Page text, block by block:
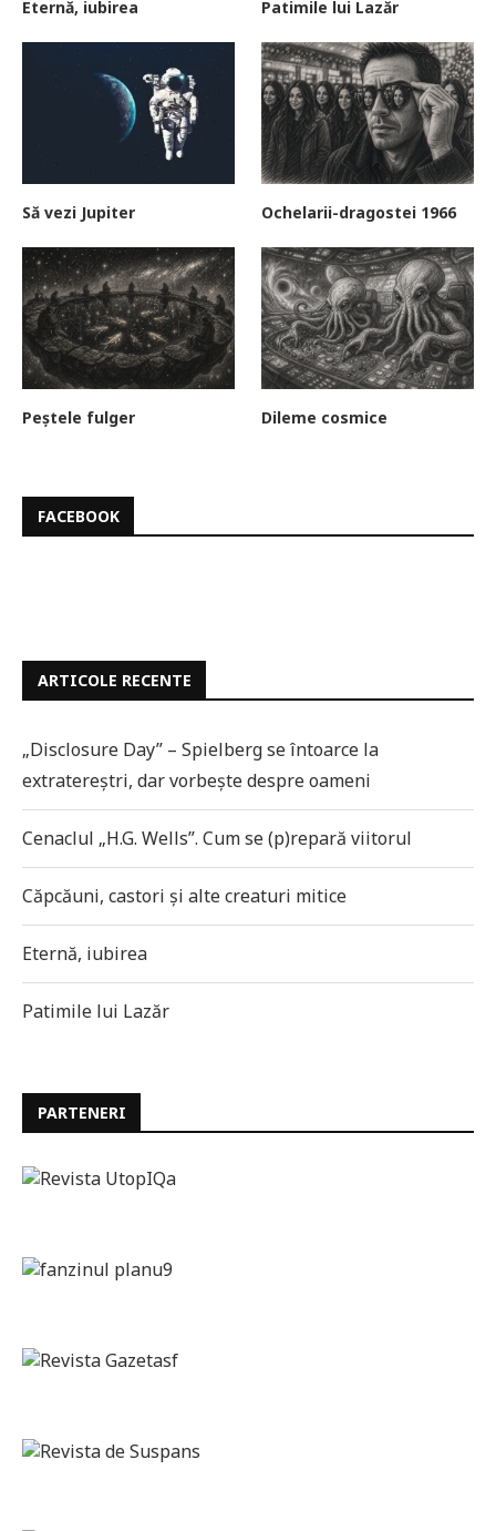
Eternă, iubirea Patimile lui Lazăr
Să vezi Jupiter Ochelarii-dragostei 1966
Peștele fulger Dileme cosmice
FACEBOOK
ARTICOLE RECENTE
„Disclosure Day” – Spielberg se întoarce la
extratereștri, dar vorbește despre oameni
Cenaclul „H.G. Wells”. Cum se (p)repară viitorul
Căpcăuni, castori și alte creaturi mitice
Eternă, iubirea
Patimile lui Lazăr
PARTENERI